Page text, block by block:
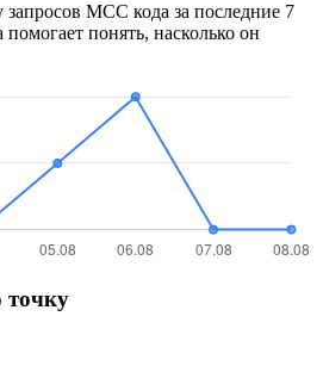
запросов MCC кода за последние 7
понять, насколько он
точку